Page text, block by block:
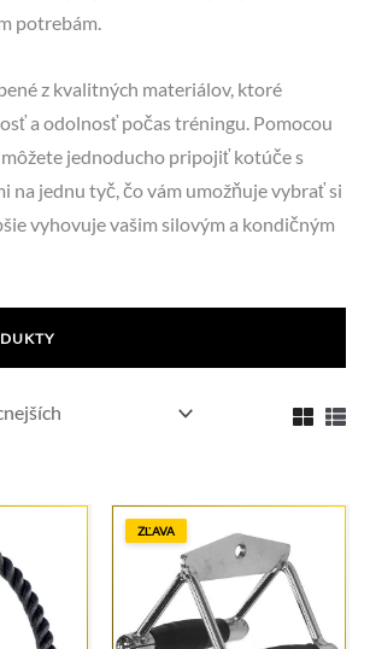
potrebám.
z kvalitných materiálov, ktoré
a odolnosť počas tréningu. Pomocou
jednoducho pripojiť kotúče s
na jednu tyč, čo vám umožňuje vybrať si
vyhovuje vašim silovým a kondičným
ZĽAVA